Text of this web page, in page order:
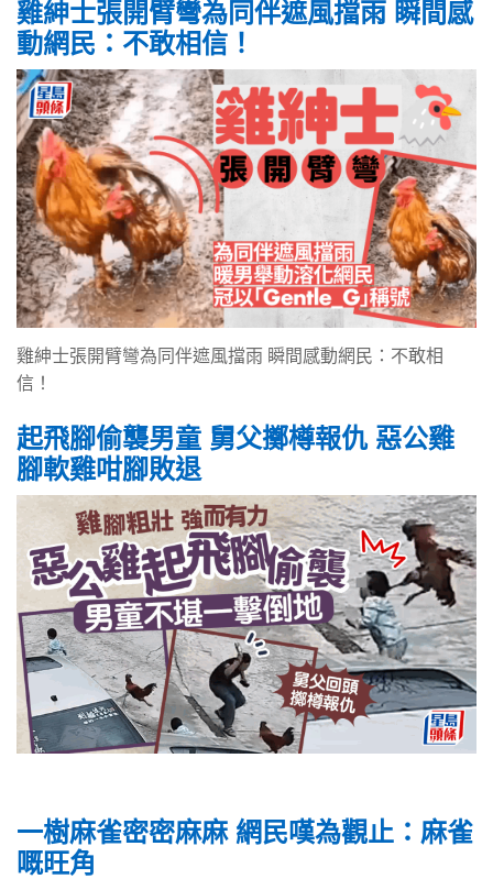
雞紳士張開臂彎為同伴遮風擋雨 瞬間感
動網民：不敢相信！
雞紳士張開臂彎為同伴遮風擋雨 瞬間感動網民：不敢相
信！
起飛腳偷襲男童 舅父擲樽報仇 惡公雞
腳軟雞咁腳敗退
一樹麻雀密密麻麻 網民嘆為觀止：麻雀
嘅旺角